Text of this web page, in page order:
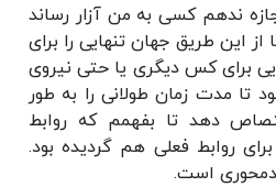
ندهم کسی به من آزار رساند
از این طریق جهان تنهایی را برای
برای کس دیگری یا حتی نیروی
تا مدت زمان طولانی را به طور
دهد تا بفهمم که روابط
روابط فعلی هم گردیده بود.
است.